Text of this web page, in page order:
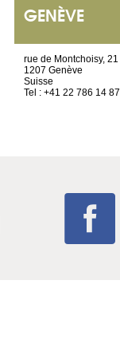
GENÈVE
rue de Montchoisy, 21
1207 Genève
Suisse
Tel : +41 22 786 14 87